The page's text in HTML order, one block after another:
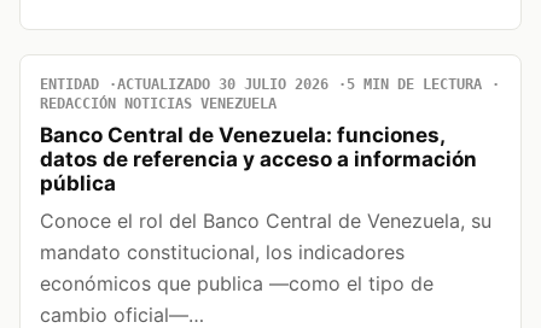
ENTIDAD ACTUALIZADO 30 JULIO 2026
5 MIN DE LECTURA
REDACCIÓN NOTICIAS VENEZUELA
Banco Central de Venezuela: funciones,
datos de referencia y acceso a información
pública
Conoce el rol del Banco Central de Venezuela, su
mandato constitucional, los indicadores
económicos que publica —como el tipo de
cambio oficial—…